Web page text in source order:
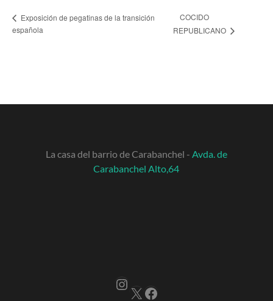
Exposición de pegatinas de la transición
española
COCIDO
REPUBLICANO
La casa del barrio de Carabanchel - Avda. de
Carabanchel Alto,64
Instagram
X Facebook